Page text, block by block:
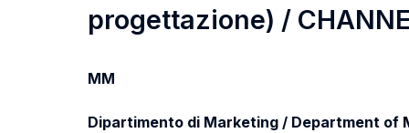
progettazione) /
MM
Dipartimento di Marketing / Department of